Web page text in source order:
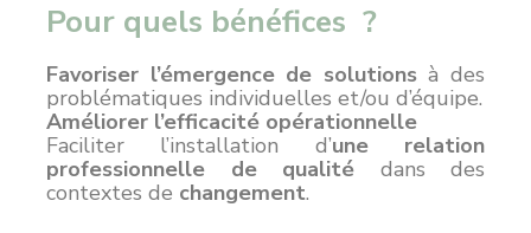
Pour quels bénéfices ?
Favoriser l’émergence de solutionsà des
problématiques individuelles et/ou d’équipe.
Améliorer l’efficacité opérationnelle
Faciliter l’installation d’une relation
professionnelle de qualité dans des
contextes de changement.